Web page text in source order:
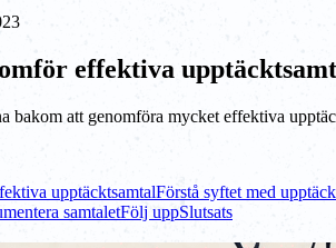
effektiva
bakom att genomföra mycket effektiva
upptäcktsamtalFörstå syftet med
samtaletFölj uppSlutsats